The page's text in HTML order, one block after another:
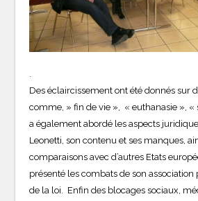
.
Des éclaircissement ont été donnés sur
comme, » fin de vie », « euthanasie », «
a également abordé les aspects
Leonetti, son contenu et ses manques,
comparaisons avec d’autres Etats
présenté les combats de son
de la loi. Enfin des blocages sociaux,